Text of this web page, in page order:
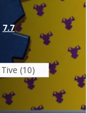
7.7
Tive (10)